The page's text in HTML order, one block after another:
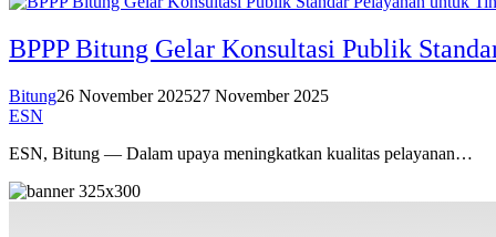
BPPP Bitung Gelar Konsultasi Publik
Bitung26 November 202527 November 2025
ESN
ESN, Bitung — Dalam upaya meningkatkan kualitas pelayanan…